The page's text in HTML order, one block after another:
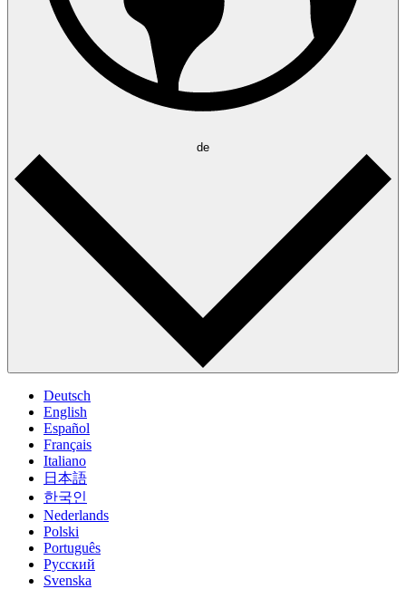
de
Deutsch
English
Español
Français
Italiano
日本語
한국인
Nederlands
Polski
Português
Pусский
Svenska